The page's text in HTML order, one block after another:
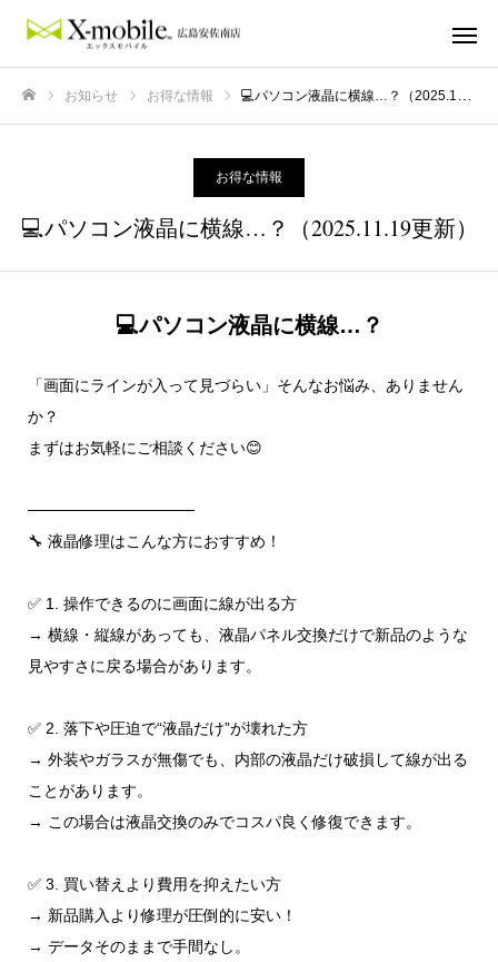
お知らせ お得な情報 💻パソコン液晶に横線…？（2025.11.19更新）
お得な情報
💻パソコン液晶に横線…？（2025.11.19更新）
💻パソコン液晶に横線…？
「画面にラインが入って見づらい」そんなお悩み、ありません
か？
まずはお気軽にご相談ください😊
───────────────
🔧 液晶修理はこんな方におすすめ！
✅ 1. 操作できるのに画面に線が出る方
→ 横線・縦線があっても、液晶パネル交換だけで新品のような
見やすさに戻る場合があります。
✅ 2. 落下や圧迫で“液晶だけ”が壊れた方
→ 外装やガラスが無傷でも、内部の液晶だけ破損して線が出る
ことがあります。
→ この場合は液晶交換のみでコスパ良く修復できます。
✅ 3. 買い替えより費用を抑えたい方
→ 新品購入より修理が圧倒的に安い！
→ データそのままで手間なし。